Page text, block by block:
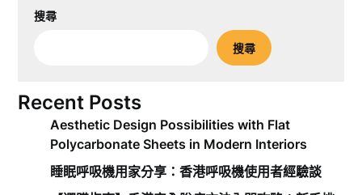
搜尋
搜尋
Recent Posts
Aesthetic Design Possibilities with Flat
Polycarbonate Sheets in Modern Interiors
睡眠呼吸機用家分享：香港呼吸機使用者經驗談